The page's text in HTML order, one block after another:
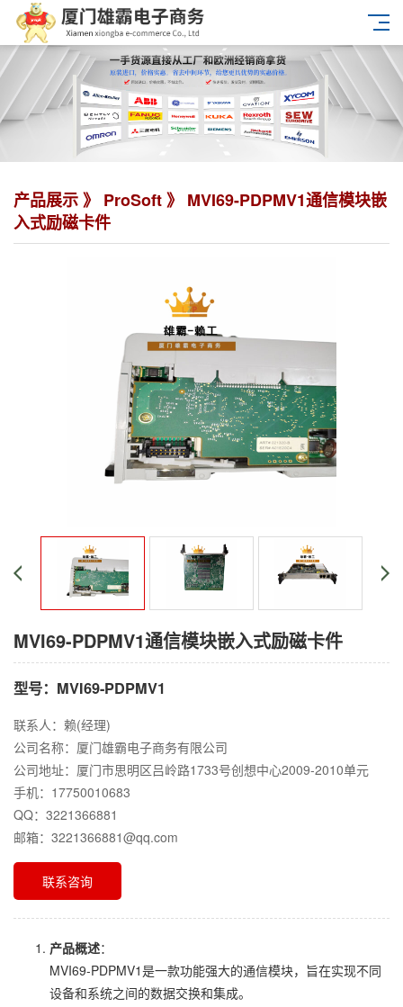
产品展示 》 ProSoft》 MVI69-PDPMV1通信模块嵌
入式励磁卡件
MVI69-PDPMV1通信模块嵌入式励磁卡件
型号：MVI69-PDPMV1
联系人：赖(经理)
公司名称：厦门雄霸电子商务有限公司
公司地址：厦门市思明区吕岭路1733号创想中心2009-2010单元
手机：17750010683
QQ：3221366881
邮箱：3221366881@qq.com
联系咨询
产品概述：
MVI69-PDPMV1是一款功能强大的通信模块，旨在实现不同
设备和系统之间的数据交换和集成。